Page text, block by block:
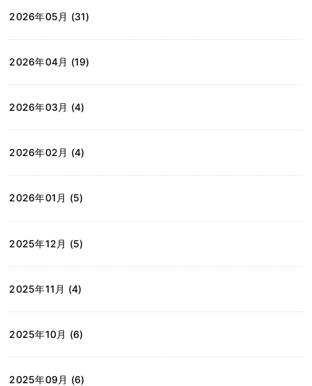
2026年05月 (31)
2026年04月 (19)
2026年03月 (4)
2026年02月 (4)
2026年01月 (5)
2025年12月 (5)
2025年11月 (4)
2025年10月 (6)
2025年09月 (6)